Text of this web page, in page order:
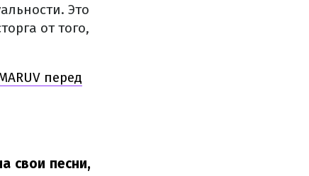
Это
от того,
перед
свои песни,